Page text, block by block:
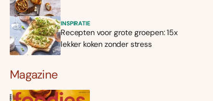
INSPIRATIE
Recepten voor grote groepen: 15x
lekker koken zonder stress
Magazine